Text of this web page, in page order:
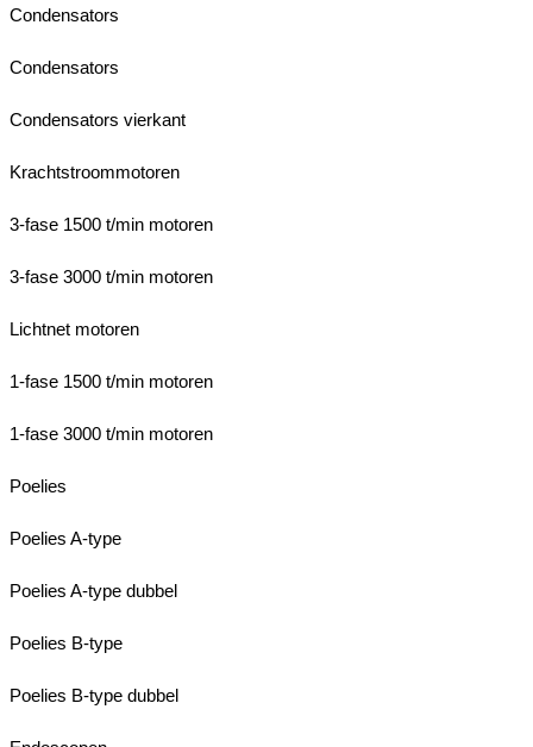
Condensators
Condensators
Condensators vierkant
Krachtstroommotoren
3-fase 1500 t/min motoren
3-fase 3000 t/min motoren
Lichtnet motoren
1-fase 1500 t/min motoren
1-fase 3000 t/min motoren
Poelies
Poelies A-type
Poelies A-type dubbel
Poelies B-type
Poelies B-type dubbel